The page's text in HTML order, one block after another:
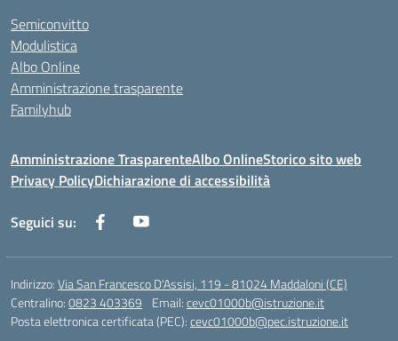
Semiconvitto
Modulistica
Albo Online
Amministrazione trasparente
Familyhub
Amministrazione TrasparenteAlbo OnlineStorico sito web
Privacy PolicyDichiarazione di accessibilità
Seguici su:
Indirizzo:Via San Francesco D'Assisi, 119 - 81024 Maddaloni (CE)
Centralino:0823 403369 Email:cevc01000b@istruzione.it
Posta elettronica certificata (PEC):cevc01000b@pec.istruzione.it